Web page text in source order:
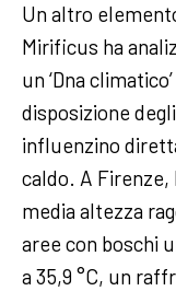
Un altro
Mirificus ha
un ‘Dna
disposizione
influenzino
caldo. A
media altezza
aree con boschi
a 35,9 °C, un